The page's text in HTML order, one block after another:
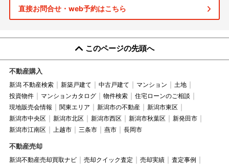
直接お問合せ・web予約はこちら
このページの先頭へ
不動産購入
新潟 不動産検索 新築戸建て 中古戸建て マンション
土地
投資物件
マンションカタログ 物件検索
住宅ローンのご相談
現地販売会情報
関東エリア 新潟市の不動産
新潟市東区
新潟市中央区
新潟市北区 新潟市西区 新潟市秋葉区
新発田市
新潟市江南区
上越市 三条市 燕市 長岡市
不動産売却
新潟不動産売却買取ナビ 売却クイック査定 売却実績
査定事例